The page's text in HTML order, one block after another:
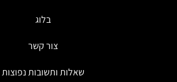
בלוג
צור קשר
שאלות ותשובות נפוצות